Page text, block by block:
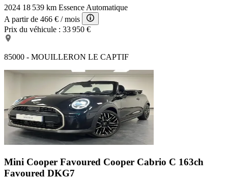
2024 18 539 km Essence Automatique
A partir de 466 € / mois
Prix du véhicule : 33 950 €
85000 - MOUILLERON LE CAPTIF
Mini Cooper Favoured Cooper Cabrio C 163ch
Favoured DKG7